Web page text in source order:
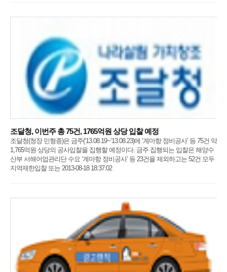
조달청, 이번주 총 75건, 1765억원 상당 입찰 예정
조달청(청장 민형종)은 금주(‘13.08.19~’13.08.23)에 ’계마항 정비공사’ 등 75건 약
1,765억원 상당의 공사입찰을 집행할 예정이다. 금주 집행되는 입찰은 해양수
산부 서해어업관리단 수요 ‘계마항 정비공사’ 등 23건을 제외하고는 52건 모두
지역제한입찰 또는 2013-08-18 18:37:02